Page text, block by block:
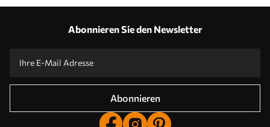
Abonnieren Sie den Newsletter
Abonnieren